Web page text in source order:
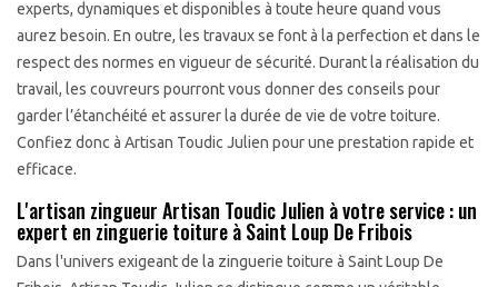
experts, dynamiques et disponibles à toute heure quand vous
aurez besoin. En outre, les travaux se font à la perfection et dans le
respect des normes en vigueur de sécurité. Durant la réalisation du
travail, les couvreurs pourront vous donner des conseils pour
garder l’étanchéité et assurer la durée de vie de votre toiture.
Confiez donc à Artisan Toudic Julien pour une prestation rapide et
efficace.
L'artisan zingueur Artisan Toudic Julien à votre service : un
expert en zinguerie toiture à Saint Loup De Fribois
Dans l'univers exigeant de la zinguerie toiture à Saint Loup De